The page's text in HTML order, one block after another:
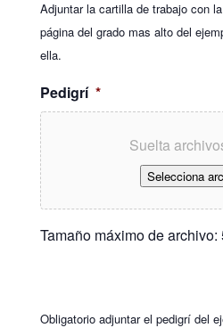
Adjuntar la cartilla de trabajo con
página del grado mas alto del
ella.
Pedigrí *
Suelta
Selecciona
Tamaño máximo de archivo:
Obligatorio adjuntar el pedigrí del